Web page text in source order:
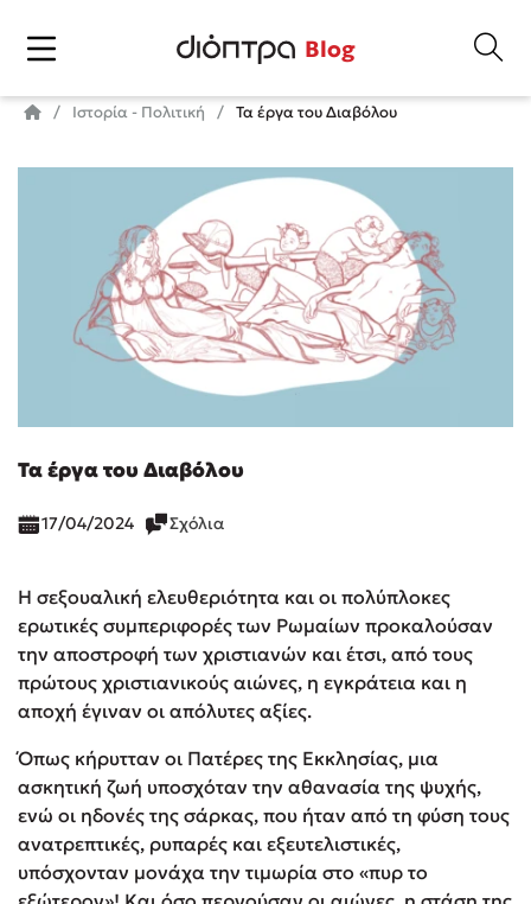
Blog
Ιστορία - Πολιτική Τα έργα του Διαβόλου
Τα έργα του Διαβόλου
17/04/2024 Σχόλια
Η σεξουαλική ελευθεριότητα και οι πολύπλοκες
ερωτικές συμπεριφορές των Ρωμαίων προκαλούσαν
την αποστροφή των χριστιανών και έτσι, από τους
πρώτους χριστιανικούς αιώνες, η εγκράτεια και η
αποχή έγιναν οι απόλυτες αξίες.
Όπως κήρυτταν οι Πατέρες της Εκκλησίας, μια
ασκητική ζωή υποσχόταν την αθανασία της ψυχής,
ενώ οι ηδονές της σάρκας, που ήταν από τη φύση τους
ανατρεπτικές, ρυπαρές και εξευτελιστικές,
υπόσχονταν μονάχα την τιμωρία στο «πυρ το